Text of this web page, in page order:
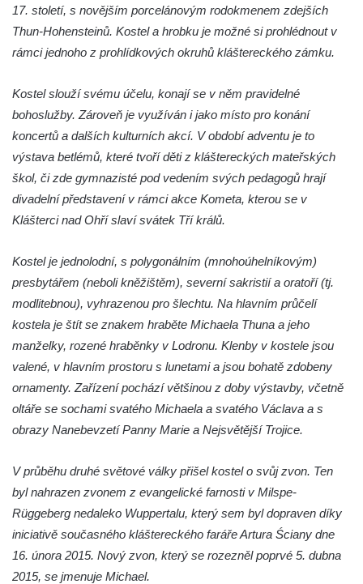
Herodesa
Křížová cesta Římov – XV. kaple – Malý
Pilát
Kaifáše (U Děvečky)
Křížová cesta Římov – XII. kaple – Vodní
brána
Křížová cesta Římov – XI. kaple – Ježíš
Křížová cesta Římov – X. kaple – U
Cedronu
Křížová cesta Římov – IX. kaple – U
chromého žida
Křížová cesta Římov – VII. kaple – Políbení
Jidášovo
hora (Getsemanská zahrada)
Křížová cesta Římov – V. kaple – Smutná
duše
Křížová cesta Římov – IV. kaple – Pustá ves
17. století, s novějším porcelánovým rodokmenem zdejších
Thun-Hohensteinů. Kostel a hrobku je možné si prohlédnout v
rámci jednoho z prohlídkových okruhů kláštereckého zámku.
Kostel slouží svému účelu, konají se v něm pravidelné
bohoslužby. Zároveň je využíván i jako místo pro konání
koncertů a dalších kulturních akcí. V období adventu je to
výstava betlémů, které tvoří děti z kláštereckých mateřských
škol, či zde gymnazisté pod vedením svých pedagogů hrají
divadelní představení v rámci akce Kometa, kterou se v
Klášterci nad Ohří slaví svátek Tří králů.
Kostel je jednolodní, s polygonálním (mnohoúhelníkovým)
presbytářem (neboli kněžištěm), severní sakristií a oratoří (tj.
modlitebnou), vyhrazenou pro šlechtu. Na hlavním průčelí
kostela je štít se znakem hraběte Michaela Thuna a jeho
manželky, rozené hraběnky v Lodronu. Klenby v kostele jsou
valené, v hlavním prostoru s lunetami a jsou bohatě zdobeny
ornamenty. Zařízení pochází většinou z doby výstavby, včetně
oltáře se sochami svatého Michaela a svatého Václava a s
obrazy Nanebevzetí Panny Marie a Nejsvětější Trojice.
V průběhu druhé světové války přišel kostel o svůj zvon. Ten
byl nahrazen zvonem z evangelické farnosti v Milspe-
Rüggeberg nedaleko Wuppertalu, který sem byl dopraven díky
iniciativě současného kláštereckého faráře Artura Ściany dne
16. února 2015. Nový zvon, který se rozezněl poprvé 5. dubna
2015, se jmenuje Michael.